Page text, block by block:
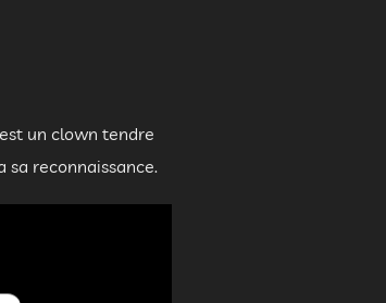
un clown tendre
sa reconnaissance.